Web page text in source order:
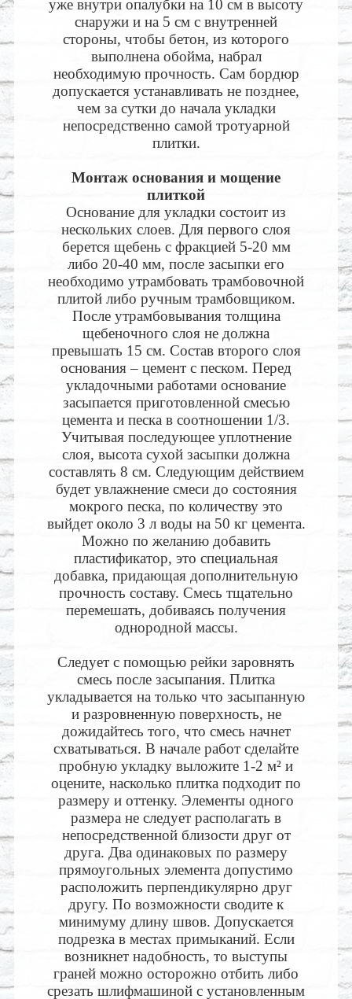
уже внутри опалубки на 10 см в высоту
снаружи и на 5 см с внутренней
стороны, чтобы бетон, из которого
выполнена обойма, набрал
необходимую прочность. Сам бордюр
допускается устанавливать не позднее,
чем за сутки до начала укладки
непосредственно самой тротуарной
плитки.
Монтаж основания и мощение
плиткой
Основание для укладки состоит из
нескольких слоев. Для первого слоя
берется щебень с фракцией 5-20 мм
либо 20-40 мм, после засыпки его
необходимо утрамбовать трамбовочной
плитой либо ручным трамбовщиком.
После утрамбовывания толщина
щебеночного слоя не должна
превышать 15 см. Состав второго слоя
основания – цемент с песком. Перед
укладочными работами основание
засыпается приготовленной смесью
цемента и песка в соотношении 1/3.
Учитывая последующее уплотнение
слоя, высота сухой засыпки должна
составлять 8 см. Следующим действием
будет увлажнение смеси до состояния
мокрого песка, по количеству это
выйдет около 3 л воды на 50 кг цемента.
Можно по желанию добавить
пластификатор, это специальная
добавка, придающая дополнительную
прочность составу. Смесь тщательно
перемешать, добиваясь получения
однородной массы.
Следует с помощью рейки заровнять
смесь после засыпания. Плитка
укладывается на только что засыпанную
и разровненную поверхность, не
дожидайтесь того, что смесь начнет
схватываться. В начале работ сделайте
пробную укладку выложите 1-2 м² и
оцените, насколько плитка подходит по
размеру и оттенку. Элементы одного
размера не следует располагать в
непосредственной близости друг от
друга. Два одинаковых по размеру
прямоугольных элемента допустимо
расположить перпендикулярно друг
другу. По возможности сводите к
минимуму длину швов. Допускается
подрезка в местах примыканий. Если
возникнет надобность, то выступы
граней можно осторожно отбить либо
срезать шлифмашиной с установленным